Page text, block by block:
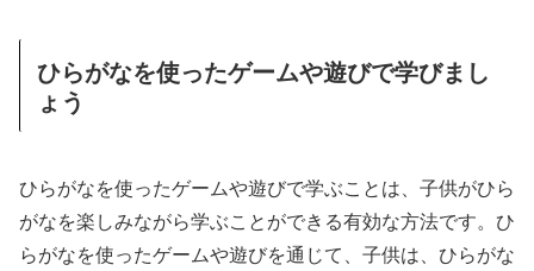
ひらがなを使ったゲームや遊びで学びまし
ょう
ひらがなを使ったゲームや遊びで学ぶことは、子供がひら
がなを楽しみながら学ぶことができる有効な方法です。ひ
らがなを使ったゲームや遊びを通じて、子供は、ひらがな